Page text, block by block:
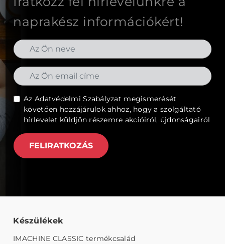
naprakész információkért!
AzAdatvédelmi Szabályzat megismerését
követően hozzájárulok ahhoz, hogy a szolgáltató
hírlevelet küldjön részemre akcióiról, újdonságairól
FELIRATKOZÁS
Készülékek
IMACHINE CLASSIC termékcsalád